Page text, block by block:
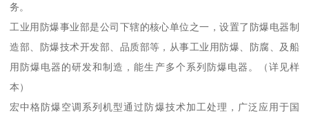
务。
工业用防爆事业部是公司下辖的核心单位之一，设置了防爆电器制
造部、防爆技术开发部、品质部等，从事工业用防爆、防腐、及船
用防爆电器的研发和制造，能生产多个系列防爆电器。（详见样
本）
宏中格防爆空调系列机型通过防爆技术加工处理，广泛应用于国